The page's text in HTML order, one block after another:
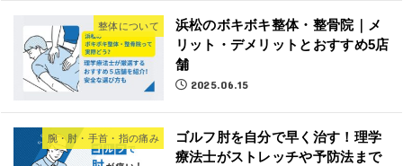
整体について
浜松のボキボキ整体・整骨院｜メ
リット・デメリットとおすすめ5店
舗
2025.06.15
腕・肘・手首・指の痛み
ゴルフ肘を自分で早く治す！理学
療法士がストレッチや予防法まで